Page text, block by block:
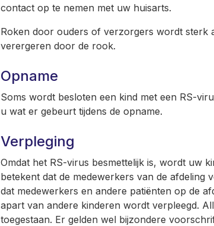
contact op te nemen met uw huisarts.
Roken door ouders of verzorgers wordt sterk
verergeren door de rook.
Opname
Soms wordt besloten een kind met een RS-
u wat er gebeurt tijdens de opname.
Verpleging
Omdat het RS-virus besmettelijk is, wordt uw
betekent dat de medewerkers van de
dat medewerkers en andere patiënten op de
apart van andere kinderen wordt verpleegd.
toegestaan. Er gelden wel bijzondere